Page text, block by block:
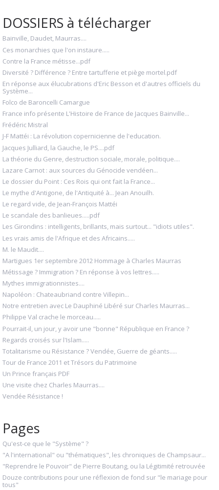
DOSSIERS à télécharger
Bainville, Daudet, Maurras....
Ces monarchies que l'on instaure.....
Contre la France métisse...pdf
Diversité ? Différence ? Entre tartufferie et piège mortel.pdf
En réponse aux élucubrations d'Eric Besson et d'autres officiels du
Système...
Folco de Baroncelli Camargue
France info présente L'Histoire de France de Jacques Bainville...
Frédéric Mistral
J-F Mattéi : La révolution copernicienne de l'education.
Jacques Julliard, la Gauche, le PS....pdf
La théorie du Genre, destruction sociale, morale, politique....
Lazare Carnot : aux sources du Génocide vendéen...
Le dossier du Point : Ces Rois qui ont fait la France...
Le mythe d'Antigone, de l'Antiquité à... Jean Anouilh.
Le regard vide, de Jean-François Mattéi
Le scandale des banlieues.....pdf
Les Girondins : intelligents, brillants, mais surtout... "idiots utiles".
Les vrais amis de l'Afrique et des Africains.....
M. le Maudit....
Martigues 1er septembre 2012 Hommage à Charles Maurras
Métissage ? Immigration ? En réponse à vos lettres.....
Mythes immigrationnistes....
Napoléon : Chateaubriand contre Villepin...
Notre entretien avec Le Dauphiné Libéré sur Charles Maurras...
Philippe Val crache le morceau.....
Pourrait-il, un jour, y avoir une "bonne" République en France ?
Regards croisés sur l'Islam.....
Totalitarisme ou Résistance ? Vendée, Guerre de géants.....
Tour de France 2011 et Trésors du Patrimoine
Un Prince français PDF
Une visite chez Charles Maurras....
Vendée Résistance !
Pages
Qu'est-ce que le "Système" ?
"A l'international" ou "thématiques", les chroniques de Champsaur...
"Reprendre le Pouvoir" de Pierre Boutang, ou la Légitimité retrouvée
Douze contributions pour une réflexion de fond sur "le mariage pour
tous"